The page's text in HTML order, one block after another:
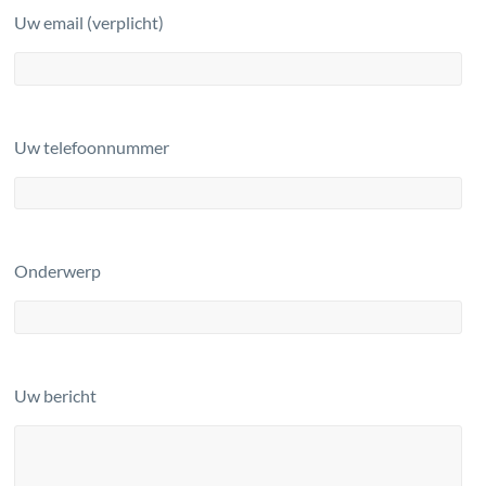
Uw email (verplicht)
Uw telefoonnummer
Onderwerp
Uw bericht